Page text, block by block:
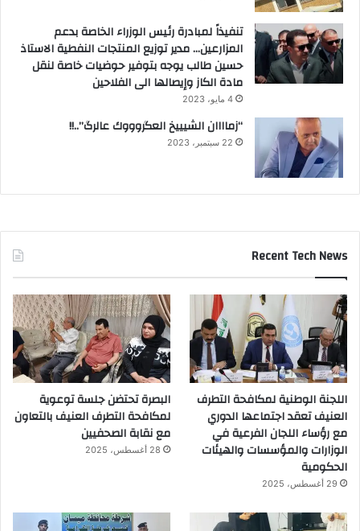
تنفيذاً لمبادرة رئيس الوزراء الخاصة بدعم
المزارعين… مدير توزيع المنتجات النفطية الاستاذ
حسين طالب يوجه بتوفير حوضيات خاصة لنقل
مادة الكاز وإيصالها الى الفلاحين
4 مايو، 2023
“زماااان الشيييخ العگروووك عالرگ”..!!
22 سبتمبر، 2023
Recent Tech News
اللجنة الوطنية لمكافحة التطرف
العنيف تعقد اجتماعها الدوري
مع رؤساء اللجان الفرعية في
الوزارات والمؤسسات والهيئات
الحكومية
29 أغسطس، 2025
البصرة تحتضن جلسة توعوية
لمكافحة التطرف العنيف بالتعاون
مع نقابة الصحفيين
28 أغسطس، 2025